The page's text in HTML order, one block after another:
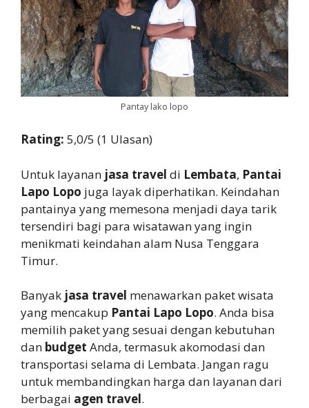
Pantay lako lopo
Rating: 5,0/5 (1 Ulasan)
Untuk layanan jasa travel di Lembata, Pantai
Lapo Lopo juga layak diperhatikan. Keindahan
pantainya yang memesona menjadi daya tarik
tersendiri bagi para wisatawan yang ingin
menikmati keindahan alam Nusa Tenggara
Timur.
Banyak jasa travel menawarkan paket wisata
yang mencakup Pantai Lapo Lopo. Anda bisa
memilih paket yang sesuai dengan kebutuhan
dan budget Anda, termasuk akomodasi dan
transportasi selama di Lembata. Jangan ragu
untuk membandingkan harga dan layanan dari
berbagai agen travel.